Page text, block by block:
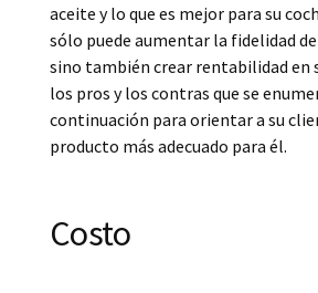
aceite y lo que es mejor para su
sólo puede aumentar la fidelidad
sino también crear rentabilidad en
los pros y los contras que se
continuación para orientar a su
producto más adecuado para él.
Costo